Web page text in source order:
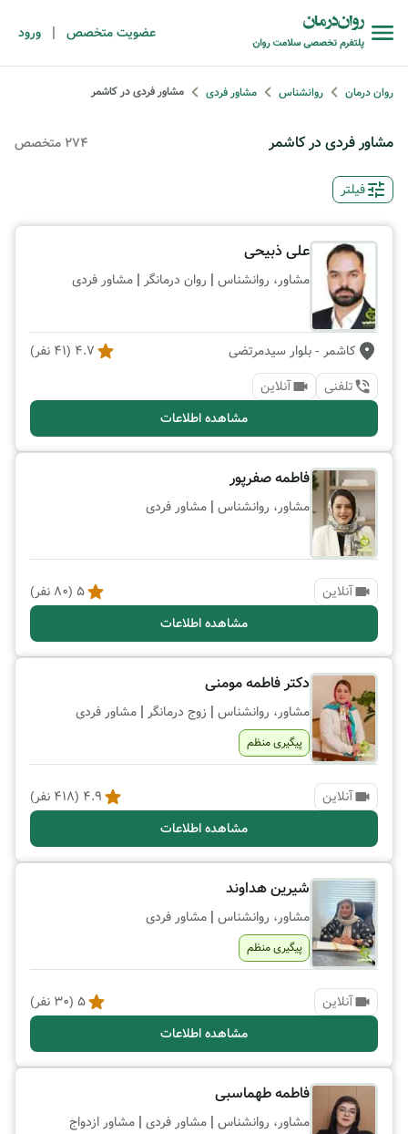
عضویت متخصص | ورود
روان درمان روانشناس مشاور فردی مشاور فردی در کاشمر
مشاور فردی در کاشمر 274 متخصص
فیلتر
علی ذبیحی
مشاور، روانشناس | روان درمانگر | مشاور فردی
کاشمر - بلوار سیدمرتضی 4.7
(
41 نفر)
تلفنی
آنلاین
مشاهده اطلاعات
فاطمه صفرپور
مشاور، روانشناس | مشاور فردی
آنلاین 5
(
80 نفر)
مشاهده اطلاعات
دکتر فاطمه مومنی
مشاور، روانشناس | زوج درمانگر | مشاور فردی
پیگیری منظم
آنلاین 4.9
(
418 نفر)
مشاهده اطلاعات
شیرین هداوند
مشاور، روانشناس | مشاور فردی
پیگیری منظم
آنلاین 5
(
30 نفر)
مشاهده اطلاعات
فاطمه طهماسبی
مشاور، روانشناس | مشاور فردی | مشاور ازدواج